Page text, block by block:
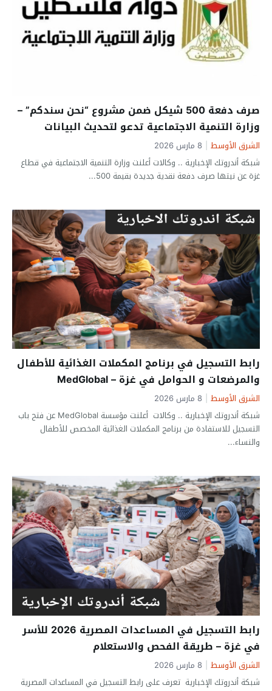
صرف دفعة 500 شيكل ضمن مشروع “نحن سندكم” –
وزارة التنمية الاجتماعية تدعو لتحديث البيانات
الشرق الأوسط | 8 مارس 2026
شبكة أندروتك الإخبارية .. وكالات أعلنت وزارة التنمية الاجتماعية في قطاع
غزة عن نيتها صرف دفعة نقدية جديدة بقيمة 500...
رابط التسجيل في برنامج المكملات الغذائية للأطفال
والمرضعات و الحوامل في غزة – MedGlobal
الشرق الأوسط 8 مارس 2026
شبكة أندروتك الإخبارية .. وكالات أعلنت مؤسسة MedGlobal عن فتح باب
التسجيل للاستفادة من برنامج المكملات الغذائية المخصص للأطفال
والنساء...
رابط التسجيل في المساعدات المصرية 2026 للأسر
في غزة – طريقة الفحص والاستعلام
الشرق الأوسط | 8 مارس 2026
شبكة أندروتك الإخبارية تعرف على رابط التسجيل في المساعدات المصرية